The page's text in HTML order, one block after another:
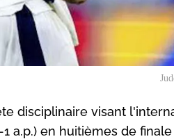
disciplinaire visant
a.p.) en huitièmes de